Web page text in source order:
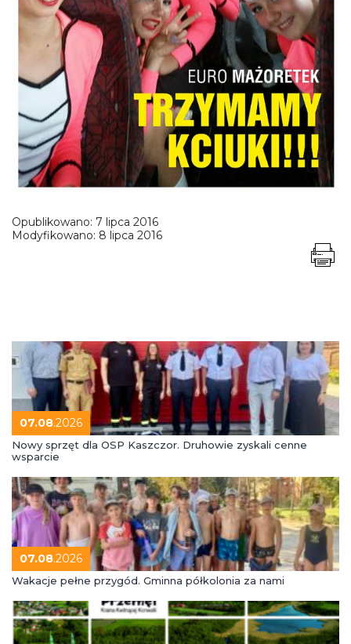
Opublikowano: 7 lipca 2016
Modyfikowano: 8 lipca 2016
07.08.2026
Nowy sprzęt dla OSP Kaszczor. Druhowie zyskali cenne
wsparcie
07.08.2026
Wakacje pełne przygód. Gminna półkolonia za nami